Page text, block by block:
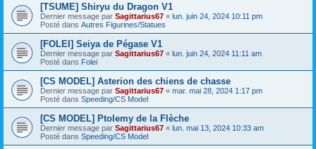
[TSUME] Shiryu du Dragon V1
Dernier message par Sagittarius67 « lun. juin 24, 2024 10:11 pm
Posté dans Autres Figurines/Statues
[FOLEI] Seiya de Pégase V1
Dernier message par Sagittarius67 « lun. juin 24, 2024 11:11 am
Posté dans Folei
[CS MODEL] Asterion des chiens de chasse
Dernier message par Sagittarius67 « mar. mai 28, 2024 1:17 pm
Posté dans Speeding/CS Model
[CS MODEL] Ptolemy de la Flèche
Dernier message par Sagittarius67 « lun. mai 13, 2024 10:33 am
Posté dans Speeding/CS Model